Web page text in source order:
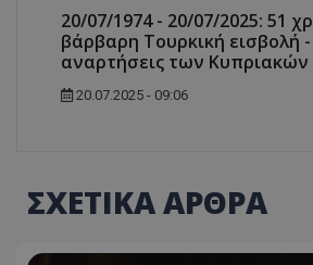
20/07/1974 - 20/07/2025: 51
βάρβαρη Τουρκική εισβολή
αναρτήσεις των
20.07.2025 - 09:06
ΣΧΕΤΙΚΑ ΑΡΘΡΑ